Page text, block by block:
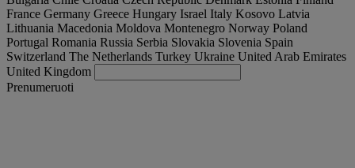
France Germany Greece Hungary Israel Italy Kosovo Latvia
Lithuania Macedonia Moldova Montenegro Norway Poland
Portugal Romania Russia Serbia Slovakia Slovenia Spain
Switzerland The Netherlands Turkey Ukraine United Arab Emirates
United Kingdom
Prenumeruoti